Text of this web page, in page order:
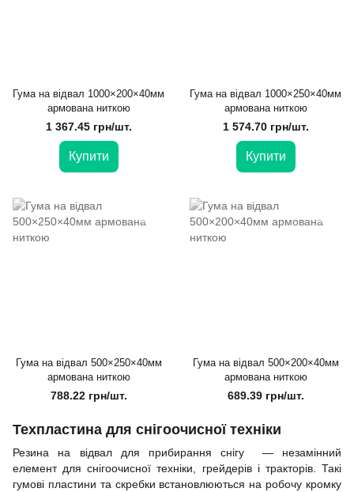
Гума на відвал 1000×200×40мм
армована ниткою
1 367.45 грн/шт.
Купити
Гума на відвал 1000×250×40мм
армована ниткою
1 574.70 грн/шт.
Купити
Гума на відвал 500×250×40мм
армована ниткою
788.22 грн/шт.
Гума на відвал 500×200×40мм
армована ниткою
689.39 грн/шт.
Техпластина для снігоочисної техніки
Резина на відвал для прибирання снігу — незамінний
елемент для снігоочисної техніки, грейдерів і тракторів. Такі
гумові пластини та скребки встановлюються на робочу кромку